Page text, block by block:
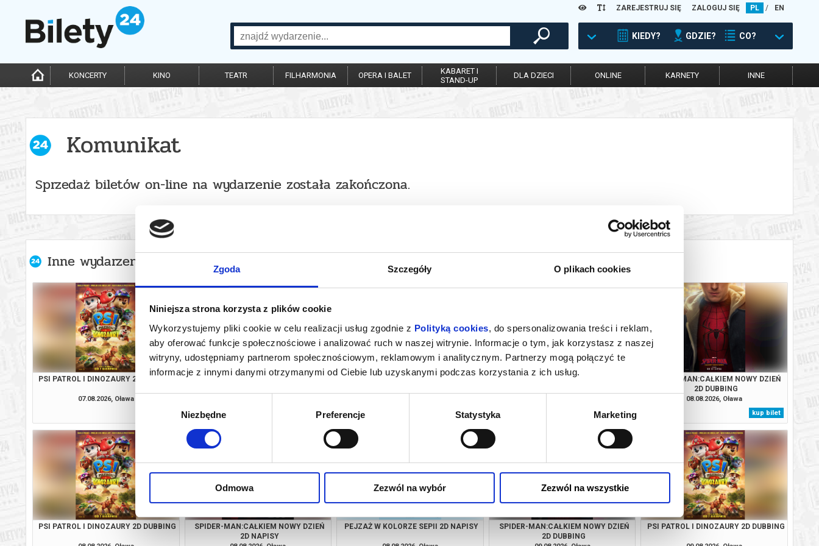
Zgoda Szczegóły O plikach cookies
Niniejsza strona korzysta z plików cookie
Wykorzystujemy pliki cookie w celu realizacji usług zgodnie z Polityką cookies, do spersonalizowania treści i reklam,
aby oferować funkcje społecznościowe i analizować ruch w naszej witrynie. Informacje o tym, jak korzystasz z naszej
witryny, udostępniamy partnerom społecznościowym, reklamowym i analitycznym. Partnerzy mogą połączyć te
informacje z innymi danymi otrzymanymi od Ciebie lub uzyskanymi podczas korzystania z ich usług.
Niezbędne Preferencje Statystyka Marketing
Odmowa Zezwól na wybór Zezwól na wszystkie
ZAREJESTRUJ SIĘ ZALOGUJ SIĘ PL / EN
KIEDY? GDZIE? CO?
KONCERTY KINO TEATR FILHARMONIA OPERA I BALET
KABARET I
STAND-UP
DLA DZIECI ONLINE KARNETY INNE
Komunikat
Sprzedaż biletów on-line na wydarzenie została zakończona.
Inne wydarzenia organizatora
PSI PATROL I DINOZAURY 2D DUBBING
07.08.2026, Oława
SPIDER-MAN:CAŁKIEM NOWY DZIEŃ
kup bilet
SPIDER-MAN:CAŁKIEM NOWY DZIEŃ
kup bilet
PEJZAŻ W KOLORZE SEPII 2D NAPISY
kup bilet
SPIDER-MAN:CAŁKIEM NOWY DZIEŃ
2D DUBBING
08.08.2026, Oława
kup bilet
PSI PATROL I DINOZAURY 2D DUBBING
SPIDER-MAN:CAŁKIEM NOWY DZIEŃ
2D NAPISY
PEJZAŻ W KOLORZE SEPII 2D NAPISY
SPIDER-MAN:CAŁKIEM NOWY DZIEŃ
2D DUBBING
PSI PATROL I DINOZAURY 2D DUBBING